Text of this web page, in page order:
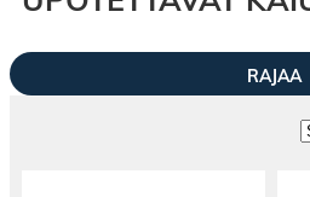
RAJAA